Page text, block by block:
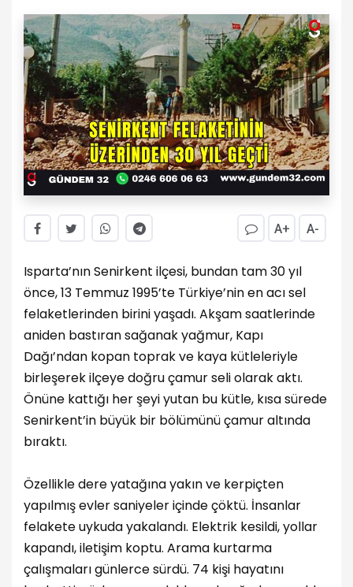
A+ A-
Isparta’nın Senirkent ilçesi, bundan tam 30 yıl
önce, 13 Temmuz 1995’te Türkiye’nin en acı sel
felaketlerinden birini yaşadı. Akşam saatlerinde
aniden bastıran sağanak yağmur, Kapı
Dağı’ndan kopan toprak ve kaya kütleleriyle
birleşerek ilçeye doğru çamur seli olarak aktı.
Önüne kattığı her şeyi yutan bu kütle, kısa sürede
Senirkent’in büyük bir bölümünü çamur altında
bıraktı.
Özellikle dere yatağına yakın ve kerpiçten
yapılmış evler saniyeler içinde çöktü. İnsanlar
felakete uykuda yakalandı. Elektrik kesildi, yollar
kapandı, iletişim koptu. Arama kurtarma
çalışmaları günlerce sürdü. 74 kişi hayatını